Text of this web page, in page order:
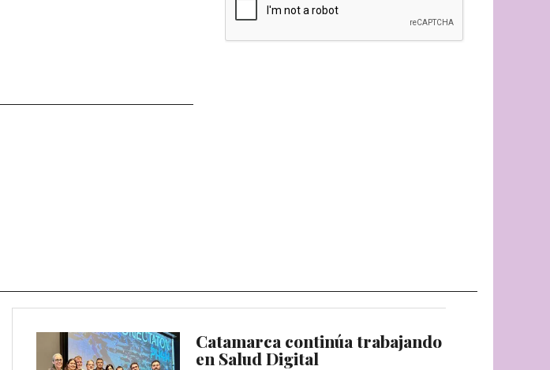
Catamarca continúa trabajando
en Salud Digital